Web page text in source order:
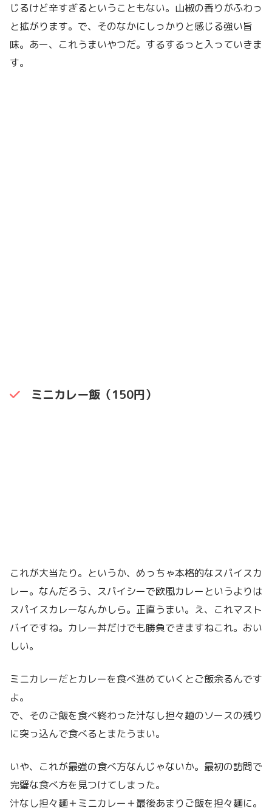
じるけど辛すぎるということもない。山椒の香りがふわっ
と拡がります。で、そのなかにしっかりと感じる強い旨
味。あー、これうまいやつだ。するするっと入っていきま
す。
ミニカレー飯（150円）
これが大当たり。というか、めっちゃ本格的なスパイスカ
レー。なんだろう、スパイシーで欧風カレーというよりは
スパイスカレーなんかしら。正直うまい。え、これマスト
バイですね。カレー丼だけでも勝負できますねこれ。おい
しい。
ミニカレーだとカレーを食べ進めていくとご飯余るんです
よ。
で、そのご飯を食べ終わった汁なし担々麺のソースの残り
に突っ込んで食べるとまたうまい。
いや、これが最強の食べ方なんじゃないか。最初の訪問で
完璧な食べ方を見つけてしまった。
汁なし担々麺＋ミニカレー＋最後あまりご飯を担々麺に。